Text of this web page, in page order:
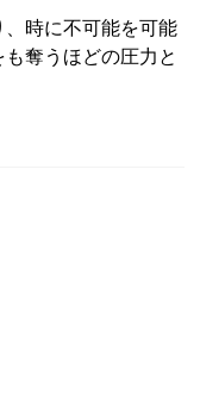
時に不可能を可能
奪うほどの圧力と